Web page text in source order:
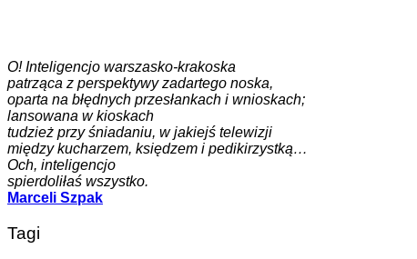
O! Inteligencjo warszasko-krakoska
patrząca z perspektywy zadartego noska,
oparta na błędnych przesłankach i wnioskach;
lansowana w kioskach
tudzież przy śniadaniu, w jakiejś telewizji
między kucharzem, księdzem i pedikirzystką…
Och, inteligencjo
spierdoliłaś wszystko.
Marceli Szpak
Tagi